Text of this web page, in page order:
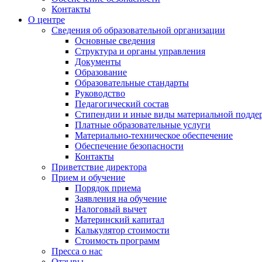
Контакты
О центре
Сведения об образовательной организации
Основные сведения
Структура и органы управления
Документы
Образование
Образовательные стандарты
Руководство
Педагогический состав
Стипендии и иные виды материальной
Платные образовательные услуги
Материально-техническое обеспечение
Обеспечение безопасности
Контакты
Приветствие директора
Прием и обучение
Порядок приема
Заявления на обучение
Налоговый вычет
Материнский капитал
Калькулятор стоимости
Стоимость программ
Пресса о нас